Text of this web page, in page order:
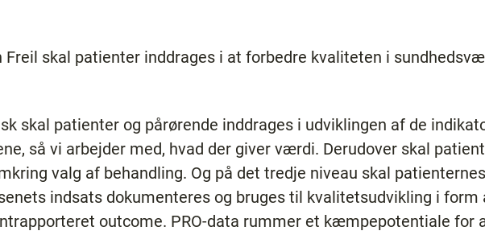
Freil skal patienter inddrages i at forbedre kvaliteten i
skal patienter og pårørende inddrages i udviklingen af de
så vi arbejder med, hvad der giver værdi. Derudover skal
valg af behandling. Og på det tredje niveau skal
indsats dokumenteres og bruges til kvalitetsudvikling i form
outcome. PRO-data rummer et kæmpepotentiale for